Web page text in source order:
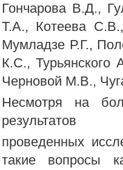
Гончарова В.Д.,
Т.А., Котеева
Мумладзе Р.Г.,
К.С., Турьянского
Черновой М.В.,
Несмотря на
результатов
проведенных
такие вопросы